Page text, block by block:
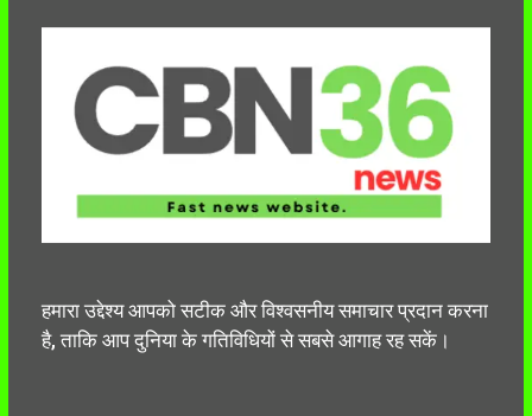
हमारा उद्देश्य आपको सटीक और विश्वसनीय समाचार प्रदान करना
है, ताकि आप दुनिया के गतिविधियों से सबसे आगाह रह सकें।